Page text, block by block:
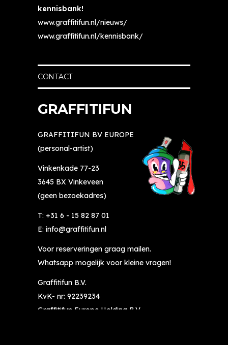
kennisbank!
www.graffitifun.nl/nieuws/
www.graffitifun.nl/kennisbank/
CONTACT
GRAFFITIFUN
GRAFFITIFUN BV EUROPE
(personal-artist)
Vinkenkade 77-23
3645 BX Vinkeveen
(geen bezoekadres)
T: +31 6 - 15 82 87 01
E: info@graffitifun.nl
Voor reserveringen graag mailen.
Whatsapp mogelijk voor kleine vragen!
Graffitifun B.V.
KvK- nr: 92239234
Graffitifun Europe Holding B.V.